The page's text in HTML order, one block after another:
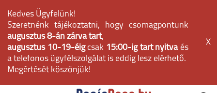
Kedves Ügyfelünk!
Szeretnénk tájékoztatni, hogy csomagpontunk
augusztus 8-án zárva tart,
augusztus 10-19-éig csak 15:00-ig tart nyitvaés
a telefonos ügyfélszolgálat is eddig lesz elérhető.
Megértését köszönjük!
X